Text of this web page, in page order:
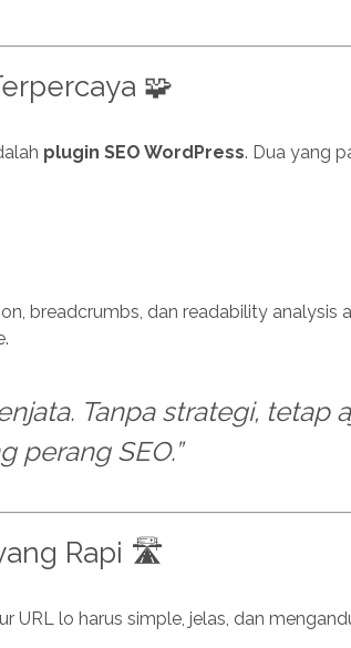
🧩
plugin SEO WordPress. Dua yang
breadcrumbs, dan readability analysis
Tanpa strategi, tetap
perang SEO.”
Rapi 🛣️
URL lo harus simple, jelas, dan